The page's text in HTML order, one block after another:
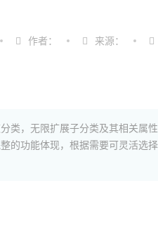
作者： 来源：
，无限扩展子分类及其相关属
功能体现，根据需要可灵活选